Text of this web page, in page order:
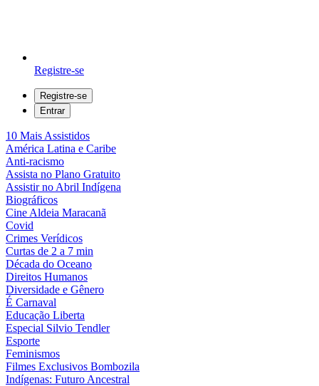
Registre-se
Registre-se
Entrar
10 Mais Assistidos
América Latina e Caribe
Anti-racismo
Assista no Plano Gratuito
Assistir no Abril Indígena
Biográficos
Cine Aldeia Maracanã
Covid
Crimes Verídicos
Curtas de 2 a 7 min
Década do Oceano
Direitos Humanos
Diversidade e Gênero
É Carnaval
Educação Liberta
Especial Silvio Tendler
Esporte
Feminismos
Filmes Exclusivos Bombozila
Indígenas: Futuro Ancestral